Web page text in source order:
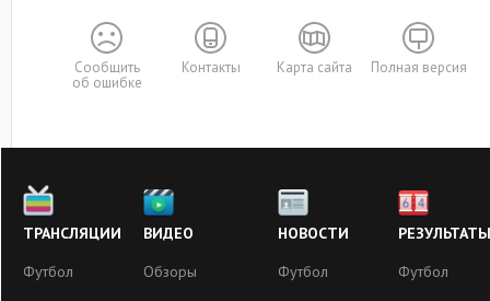
Сообщить
об ошибке
Контакты Карта сайта Полная версия
ТРАНСЛЯЦИИ
Футбол
ВИДЕО
Обзоры
НОВОСТИ
Футбол
РЕЗУЛЬТАТЫ
Футбол